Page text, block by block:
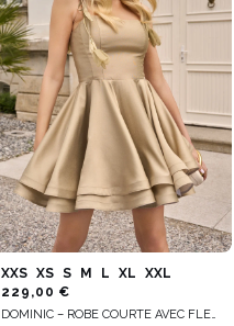
XXS XS S M L XL
XXL
229,00 €
DOMINIC – ROBE COURTE AVEC FLEURS DÉCORATIVES